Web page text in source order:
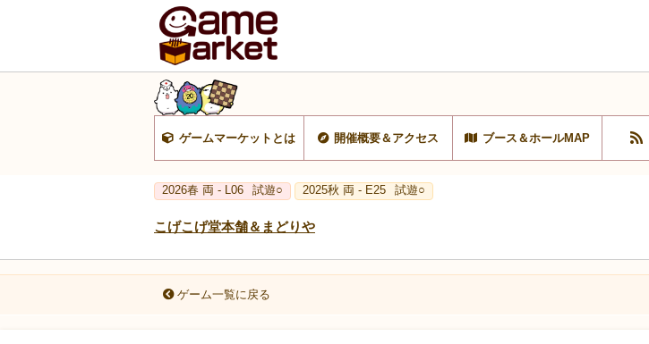
ゲームマーケットとは 開催概要＆アクセス ブース＆ホールMAP
2026春 両 - L06 試遊○ 2025秋 両 - E25 試遊○
こげこげ堂本舗＆まどりや
ゲーム一覧に戻る